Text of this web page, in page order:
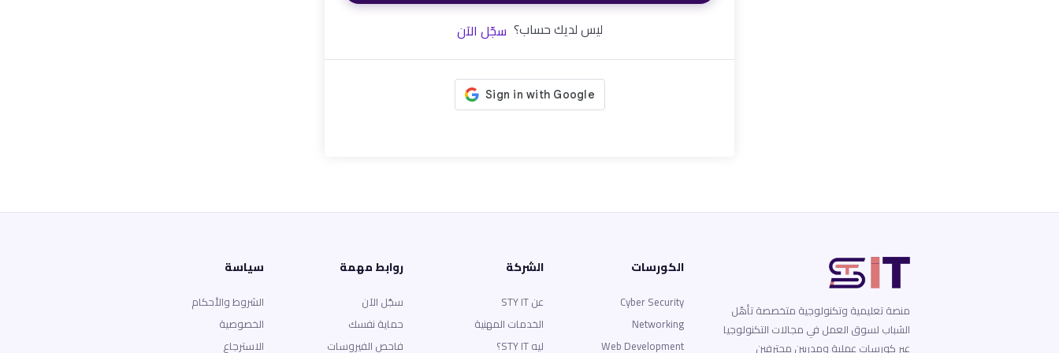
ليس لديك حساب؟ سجّل الآن
منصة تعليمية وتكنولوجية متخصصة تأهّل
الشباب لسوق العمل في مجالات التكنولوجيا
عبر كورسات عملية ومدربين محترفين
الكورسات
Cyber Security
Networking
Web Development
الشركة
عن STY IT
الخدمات المهنية
ليه STY IT؟
روابط مهمة
سجّل الآن
حماية نفسك
فاحص الفيروسات
سياسة
الشروط والأحكام
الخصوصية
الاسترجاع